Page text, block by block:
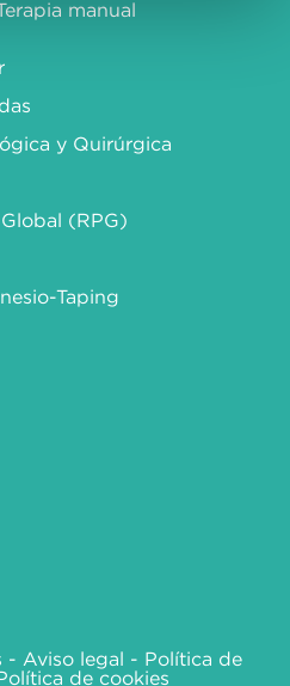
manual
y Quirúrgica
(RPG)
Taping
- Aviso legal - Política de
de cookies